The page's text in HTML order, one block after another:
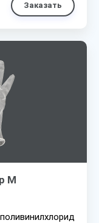
Заказать
M
поливинилхлорид